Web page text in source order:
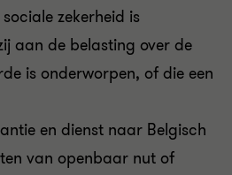
zekerheid is
aan de belasting over de
is onderworpen, of die een
en dienst naar Belgisch
van openbaar nut of